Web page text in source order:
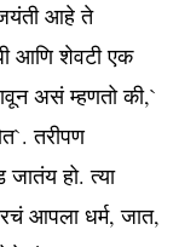
आहे ते
आणि शेवटी एक
असं म्हणतो की,`
तरीपण
हो. त्या
आपला धर्म, जात,